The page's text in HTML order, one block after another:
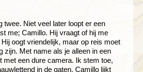
twee. Niet veel later loopt er een
me; Camillo. Hij vraagt of hij me
oogt vriendelijk, maar op reis moet
zijn. Met name als je alleen in een
met een dure camera. Ik stem toe,
in de gaten. Camillo lijkt